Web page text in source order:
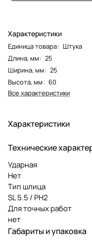
Характеристики
Единица товара: Штука
Длина, мм: 25
Ширина, мм: 25
Высота, мм: 60
Все характеристики
Характеристики
Технические
Ударная
Нет
Тип шлица
SL 5.5 / PH2
Для точных работ
нет
Габариты и упаковка